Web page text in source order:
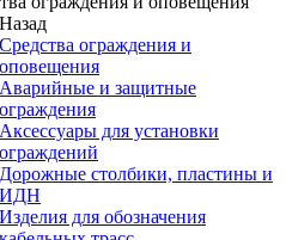
Назад
Средства ограждения и
оповещения
Аварийные и защитные
ограждения
Аксессуары для установки
ограждений
Дорожные столбики, пластины и
ИДН
Изделия для обозначения